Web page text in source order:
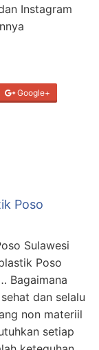
Instagram
Google+
Poso
Sulawesi
Poso
Bagaimana
dan selalu
non materiil
setiap